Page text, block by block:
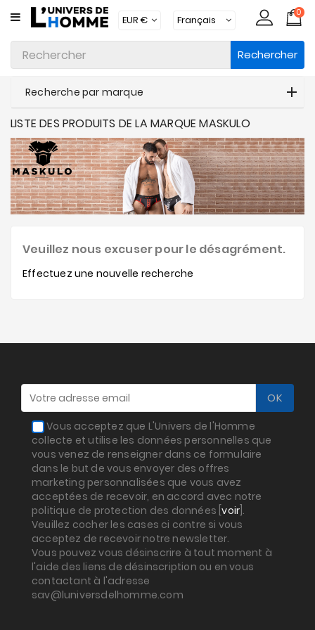
CATÉGORIE
Sous-
Vêtements
Vêtements
Maillots
De
Bain
Vêtements
D'intérieur
Chaussettes
Nouveautés
Promotions
0
Rechercher
Recherche par marque
LISTE DES PRODUITS DE LA MARQUE MASKULO
Veuillez nous excuser pour le désagrément.
Effectuez une nouvelle recherche
Vous acceptez que L'Univers de l'Homme
collecte et utilise les données personnelles que
vous venez de renseigner dans ce formulaire
dans le but de vous envoyer des offres
marketing personnalisées que vous avez
acceptées de recevoir, en accord avec notre
politique de protection des données [voir ].
Veuillez cocher les cases ci contre si vous
acceptez de recevoir notre newsletter.
Vous pouvez vous désinscrire à tout moment à
l'aide des liens de désinscription ou en vous
contactant à l'adresse
sav@luniversdelhomme.com